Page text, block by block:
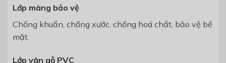
Lớp màng bảo vệ
Chống khuẩn, chống xước, chống hoá chất, bảo vệ bề
mặt.
Lớp vân gỗ PVC